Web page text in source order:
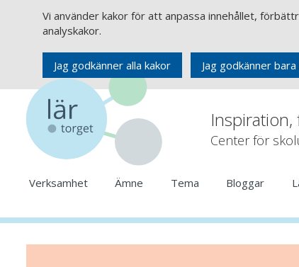
Vi använder kakor för att anpassa innehållet,
analyskakor.
Jag godkänner alla kakor Jag godkänner
Center för
Verksamhet Ämne Tema Bloggar